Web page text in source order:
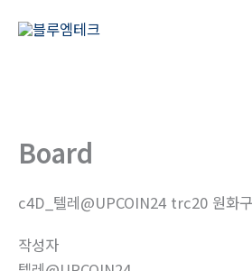
Board
c4D_텔레@UPCOIN24 trc20 원화
작성자